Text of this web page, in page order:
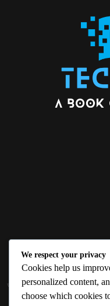
জ্ঞান বিজ্ঞানের উৎকর্ষ আমাদের
তথ্যপ্রযুক্তির অতিসাম্প্রতিক
We respect your privacy
Cookies help us
personalized content,
choose which cookies